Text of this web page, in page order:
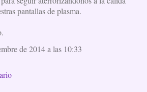
pantallas de plasma.
de 2014 a las 10:33